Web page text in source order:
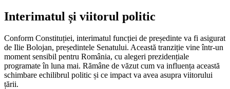
Interimatul și viitorul politic
Conform Constituției, interimatul funcției de președinte va fi asigurat
de Ilie Bolojan, președintele Senatului. Această tranziție vine într-un
moment sensibil pentru România, cu alegeri prezidențiale
programate în luna mai. Rămâne de văzut cum va influența această
schimbare echilibrul politic și ce impact va avea asupra viitorului
țării.